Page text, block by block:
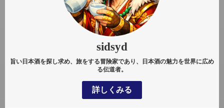
sidsyd
旨い日本酒を探し求め、旅をする冒険家であり、日本酒の魅力を世界に広め
る伝道者。
詳しくみる